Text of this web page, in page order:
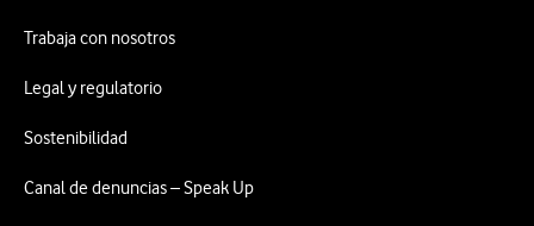
Trabaja con nosotros
Legal y regulatorio
Sostenibilidad
Canal de denuncias – Speak Up